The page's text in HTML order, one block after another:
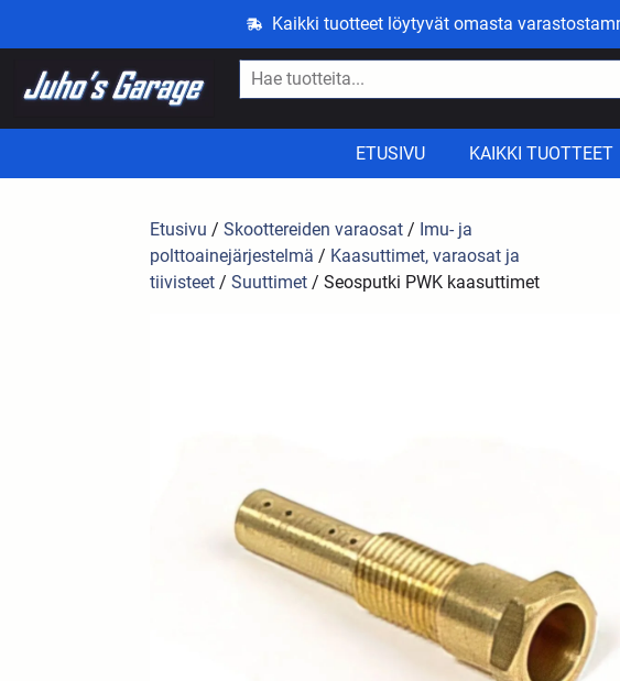
Kaikki tuotteet löytyvät omasta
ETUSIVU KAIKKI TUOTTEET
Etusivu /Skoottereiden varaosat / Imu- ja
polttoainejärjestelmä / Kaasuttimet, varaosat ja
tiivisteet /Suuttimet / Seosputki PWK kaasuttimet